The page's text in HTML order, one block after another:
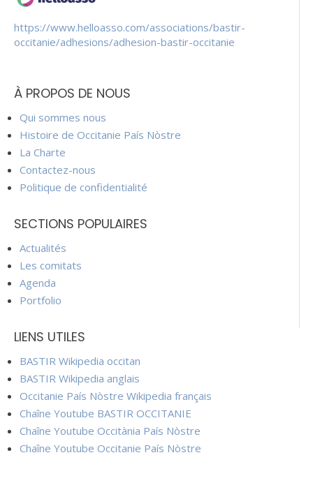
https://www.helloasso.com/associations/bastir-
occitanie/adhesions/adhesion-bastir-occitanie
À PROPOS DE NOUS
Qui sommes nous
Histoire de Occitanie País Nòstre
La Charte
Contactez-nous
Politique de confidentialité
SECTIONS POPULAIRES
Actualités
Les comitats
Agenda
Portfolio
LIENS UTILES
BASTIR Wikipedia occitan
BASTIR Wikipedia anglais
Occitanie País Nòstre Wikipedia français
Chaîne Youtube BASTIR OCCITANIE
Chaîne Youtube Occitània País Nòstre
Chaîne Youtube Occitanie País Nòstre